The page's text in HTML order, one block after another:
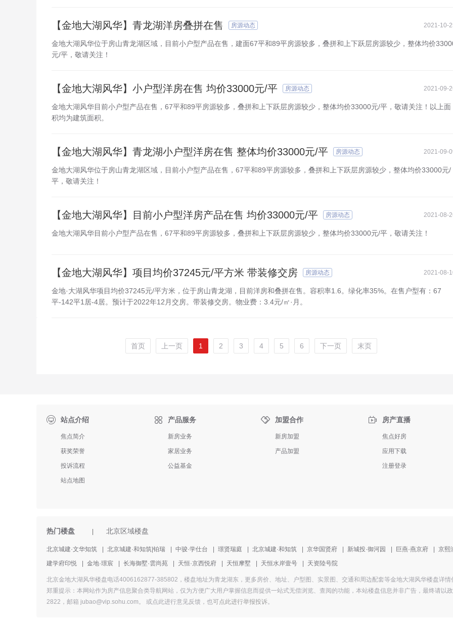
【金地大湖风华】青龙湖洋房叠拼在售 房源动态 2021-10-
金地大湖风华位于房山青龙湖区域，目前小户型产品在售，建面67平和89平房源较多，叠拼和上下跃层房源较少，整体均价
元/平，敬请关注！
【金地大湖风华】小户型洋房在售 均价33000元/平 房源动态 2021-09-
金地大湖风华目前小户型产品在售，67平和89平房源较多，叠拼和上下跃层房源较少，整体均价33000元/平，敬请关注！以上面
积均为建筑面积。
【金地大湖风华】青龙湖小户型洋房在售 整体均价33000元/平 房源动态 2021-09-
金地大湖风华位于房山青龙湖区域，目前小户型产品在售，67平和89平房源较多，叠拼和上下跃层房源较少，整体均价33000元/
平，敬请关注！
【金地大湖风华】目前小户型洋房产品在售 均价33000元/平 房源动态 2021-08-
金地大湖风华目前小户型产品在售，67平和89平房源较多，叠拼和上下跃层房源较少，整体均价33000元/平，敬请关注！
【金地大湖风华】项目均价37245元/平方米 带装修交房 房源动态 2021-08-
金地·大湖风华项目均价37245元/平方米，位于房山青龙湖，目前洋房和叠拼在售。容积率1.6。绿化率35%。在售户型有：67
平-142平1居-4居。预计于2022年12月交房。带装修交房。物业费：3.4元/㎡·月。
首页 上一页 1 2 3 4 5 6 下一页 末页
站点介绍
焦点简介
获奖荣誉
投诉流程
站点地图
 产品服务
新房业务
家居业务
公益基金
 加盟合作
新房加盟
产品加盟
 房产直播
焦点好房
应用下载
注册登录
热门楼盘 北京区域楼盘
北京城建·文华知筑 北京城建·和知筑|铂瑞 中骏·学仕台 璟贤瑞庭 北京城建·和知筑 京华国贤府 新城投·御河园 巨燕·燕京府
京熙
建学府印悦
金地·璟宸 长海御墅·雲尚苑 天恒·京西悦府 天恒摩墅 天恒水岸壹号 天资陸号院
北京金地大湖风华楼盘电话4006162877-385802，楼盘地址为青龙湖东，更多房价、地址、户型图、实景图、交通和周边配套等金地大湖风华楼盘详
郑重提示：本网站作为房产信息聚合类导航网站，仅为方便广大用户掌握信息而提供一站式无偿浏览、查阅的功能，本站楼盘信息并非广告，最终请以
2822，邮箱 jubao@vip.sohu.com。 或点此进行意见反馈， 也可点此进行举报投诉。